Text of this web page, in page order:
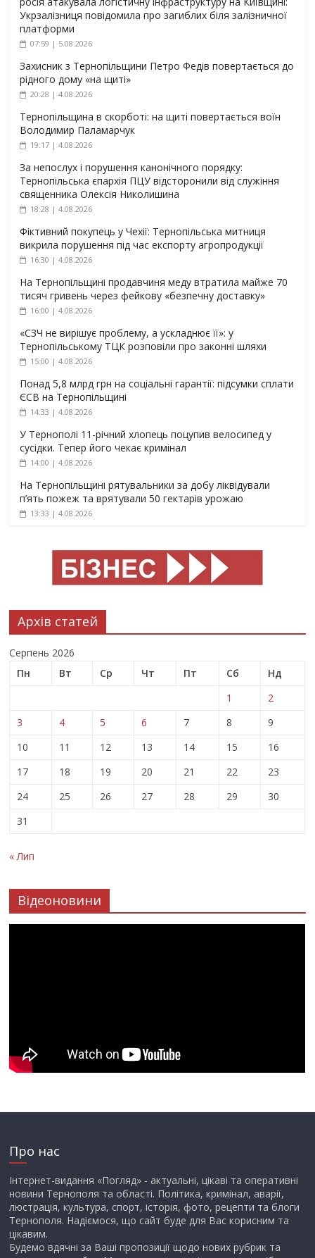
Укрзалізниця повідомила про загиблих біля залізничної
платформи
07:59 | 5.08.2026
Захисник з Тернопільщини Петро Федів повертається до
рідного дому «на щиті»
20:28 | 4.08.2026
Тернопільщина в скорботі: на щиті повертається воїн
Володимир Паламарчук
19:17 | 4.08.2026
За непослух і порушення канонічного порядку:
Тернопільська єпархія ПЦУ відсторонили від служіння
священника Олексія Николишина
18:28 | 4.08.2026
Фіктивний покупець у Чехії: Тернопільська митниця
викрила порушення під час експорту агропродукції
16:30 | 4.08.2026
На Тернопільщині продавчиня меду втратила майже 70
тисяч гривень через фейкову «безпечну доставку»
16:00 | 4.08.2026
«СЗЧ не вирішує проблему, а ускладнює її»: у
Тернопільському ТЦК розповіли про законні шляхи
15:00 | 4.08.2026
Понад 5,8 млрд грн на соціальні гарантії: підсумки сплати
ЄСВ на Тернопільщині
14:33 | 4.08.2026
У Тернополі 11-річний хлопець поцупив велосипед у
сусідки. Тепер його чекає кримінал
14:00 | 4.08.2026
На Тернопільщині рятувальники за добу ліквідували
п’ять пожеж та врятували 50 гектарів урожаю
13:33 | 4.08.2026
Архів статей
Серпень 2026
Пн
Вт Ср Чт Пт Сб
Нд
1
2
3
4 5 6 7 8
9
10
11 12 13 14 15
16
17
18 19 20 21 22
23
24
25 26 27 28 29
30
31
« Лип
Відеоновини
Про нас
Інтернет-видання «Погляд» - актуальні, цікаві та оперативні
новини Тернополя та області. Політика, кримінал, аварії,
люстрація, культура, спорт, історія, фото, рецепти та блоги
Тернополя. Надіємося, що сайт буде для Вас корисним та
цікавим.
Будемо вдячні за Ваші пропозиції щодо нових рубрик та